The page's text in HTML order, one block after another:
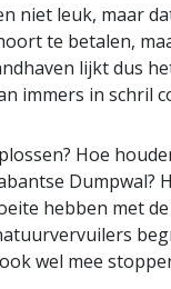
niet leuk, maar
te betalen,
lijkt dus
immers in schril
Hoe
Dumpwal?
hebben met
wel mee